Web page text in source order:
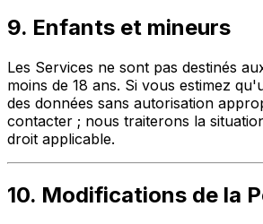
9. Enfants et mineurs
Les Services ne sont pas destinés
moins de 18 ans. Si vous estimez
des données sans autorisation
contacter ; nous traiterons la
droit applicable.
10. Modifications de la